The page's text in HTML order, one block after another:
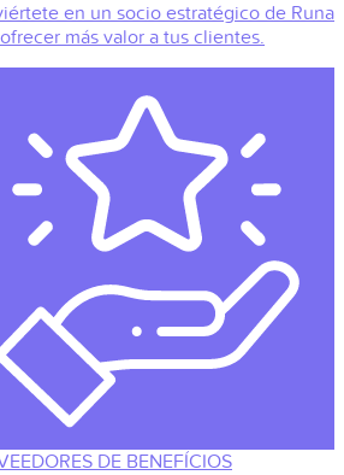
en un socio estratégico de Runa
más valor a tus clientes.
DE BENEFÍCIOS